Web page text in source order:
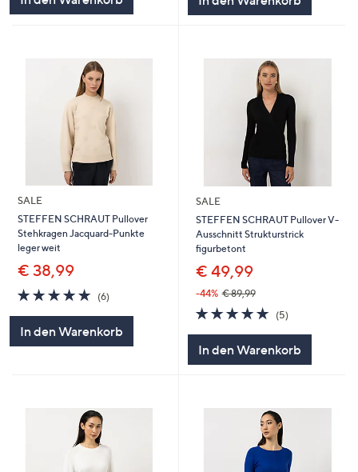
SALE
STEFFEN SCHRAUT Pullover
Stehkragen Jacquard-Punkte
leger weit
€ 38,99
5.0
von
(6)
In den Warenkorb
SALE
STEFFEN SCHRAUT Pullover V-
Ausschnitt Strukturstrick
figurbetont
€ 49,99
-44% € 89,99
5.0
von
(5)
In den Warenkorb